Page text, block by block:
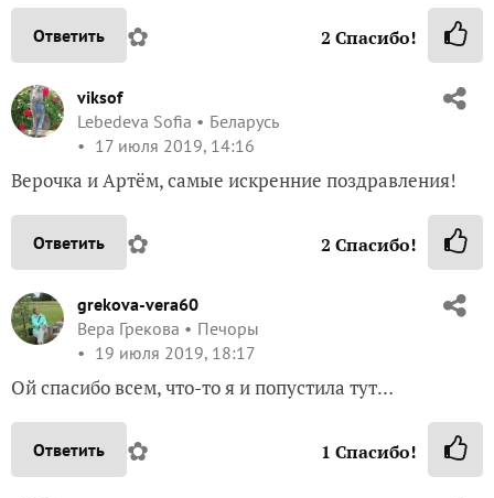
Ответить ✿ 2 Спасибо!
viksof
Lebedeva Sofia
Беларусь
17 июля 2019, 14:16
Верочка и Артём, самые искренние поздравления!
Ответить ✿ 2 Спасибо!
grekova-vera60
Вера Грекова
Печоры
19 июля 2019, 18:17
Ой спасибо всем, что-то я и попустила тут…
Ответить ✿ 1 Спасибо!